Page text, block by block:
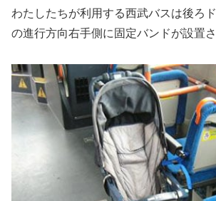
わたしたちが利用する西武バスは後ろ
の進行方向右手側に固定バンドが設置さ